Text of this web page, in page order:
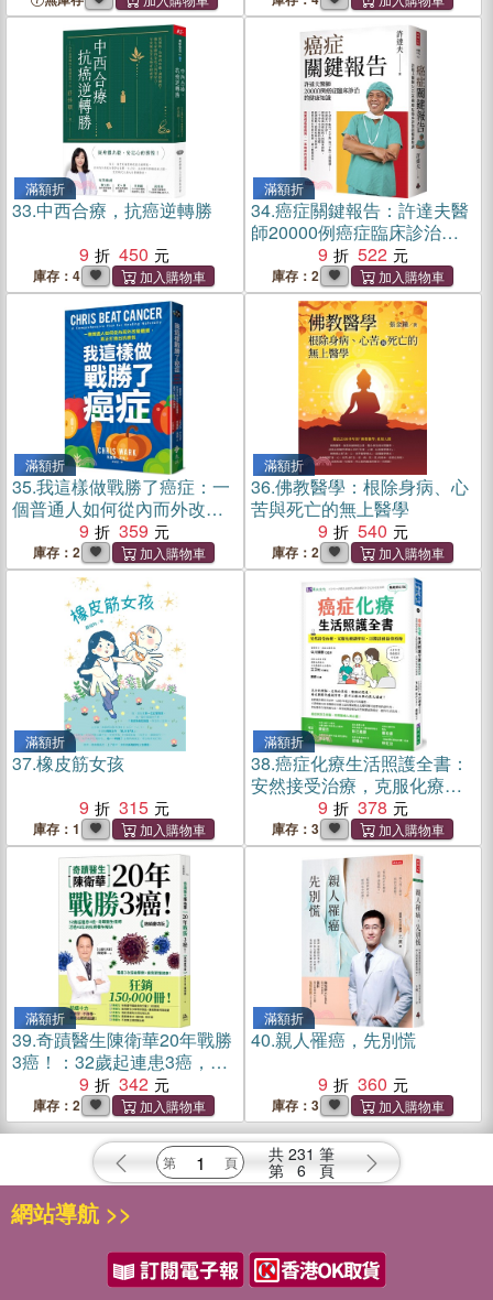
滿額折
33.中西合療，抗癌逆轉勝
9
450
庫存：4
滿額折
34.癌症關鍵報告：許達夫醫
師20000例癌症臨床診治的
健康知識9 522
庫存：2
滿額折
35.我這樣做戰勝了癌症：一
個普通人如何從內而外改變
體質，真正打造出抗癌性
9 359
庫存：2
滿額折
36.佛教醫學：根除身病、心
苦與死亡的無上醫學
9
540
庫存：2
滿額折
37.橡皮筋女孩
9
315
庫存：1
滿額折
38.癌症化療生活照護全書：
安然接受治療，克服化療副
作用，以期達到最佳預後
【暢銷修訂版】
9 378
庫存：3
滿額折
39.奇蹟醫生陳衛華20年戰勝
3癌！：32歲起連患3癌，奇
蹟醫生痊癒活過40年的抗癌
養生秘訣【熱銷慶功版】
9 342
庫存：2
滿額折
40.親人罹癌，先別慌
9
360
庫存：3
共 231 筆
第 6 頁
網站導航 >>